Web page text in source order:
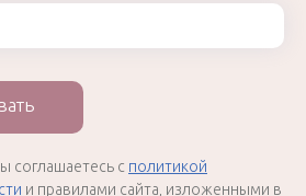
соглашаетесь с политикой
и правилами сайта, изложенными в